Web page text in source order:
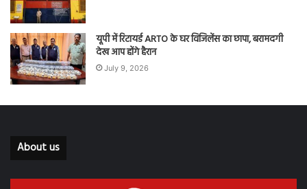
यूपी में रिटायर्ड ARTO के घर विजिलेंस का छापा, बरामदगी
देख आप होंगे हैरान
July 9, 2026
About us